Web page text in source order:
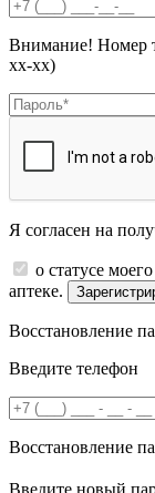
Внимание! Номер
хх-хх)
Я согласен на
о статусе моего
аптеке.
Восстановление
Введите телефон
Восстановление
Введите новый